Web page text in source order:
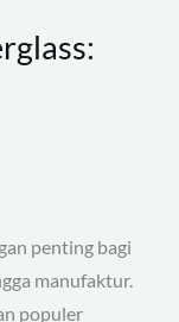
penting bagi
manufaktur.
populer